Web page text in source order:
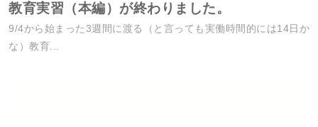
教育実習（本編）が終わりました。
9/4から始まった3週間に渡る（と言っても実働時間的には14日か
な）教育...